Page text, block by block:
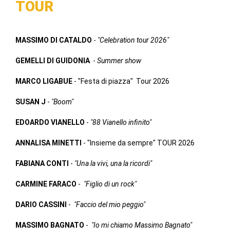
TOUR
MASSIMO DI CATALDO - "Celebration tour 2026"
GEMELLI DI GUIDONIA - Summer show
MARCO LIGABUE - "Festa di piazza" Tour 2026
SUSAN J - "Boom"
EDOARDO VIANELLO - "88 Vianello infinito"
ANNALISA MINETTI - "Insieme da sempre" TOUR 2026
FABIANA CONTI - "Una la vivi, una la ricordi"
CARMINE FARACO - "Figlio di un rock"
DARIO CASSINI - "Faccio del mio peggio"
MASSIMO BAGNATO - "Io mi chiamo Massimo Bagnato"